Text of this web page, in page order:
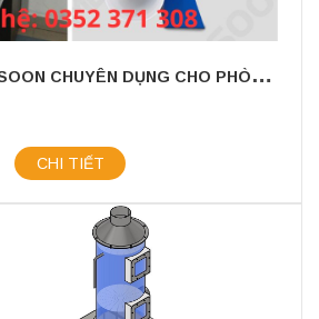
Q
UẠT HÚT MEANSOON CHUYÊN DỤNG CHO PHÒNG THÍ NGHIỆM
CHI TIẾT